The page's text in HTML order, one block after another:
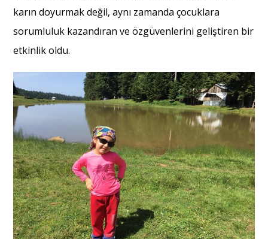
karın doyurmak değil, aynı zamanda çocuklara
sorumluluk kazandıran ve özgüvenlerini geliştiren bir
etkinlik oldu.